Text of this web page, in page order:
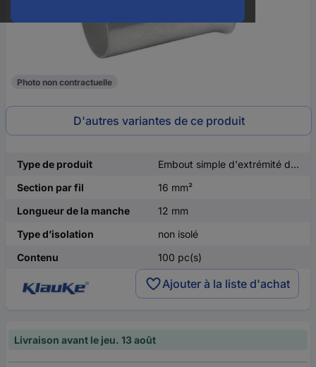
Photo non contractuelle
D'autres variantes de ce produit
Type de produit
Embout simple d'extrémité de câble
Section par fil
16 mm²
Longueur de la manche
12 mm
Type d’isolation
non isolé
Contenu
100 pc(s)
Ajouter à la liste d'achat
Livraison avant le jeu. 13 août